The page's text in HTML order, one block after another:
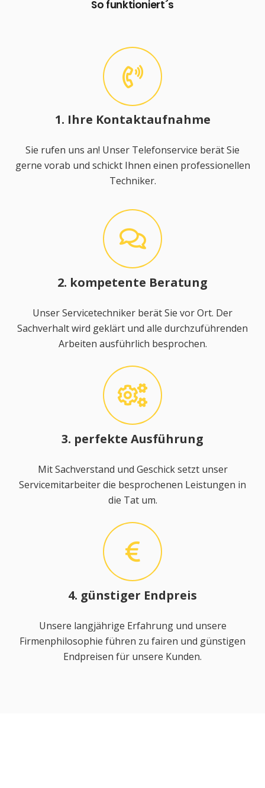
So funktioniert´s
1. Ihre Kontaktaufnahme
Sie rufen uns an! Unser Telefonservice berät Sie
gerne vorab und schickt Ihnen einen professionellen
Techniker.
2. kompetente Beratung
Unser Servicetechniker berät Sie vor Ort. Der
Sachverhalt wird geklärt und alle durchzuführenden
Arbeiten ausführlich besprochen.
3. perfekte Ausführung
Mit Sachverstand und Geschick setzt unser
Servicemitarbeiter die besprochenen Leistungen in
die Tat um.
4. günstiger Endpreis
Unsere langjährige Erfahrung und unsere
Firmenphilosophie führen zu fairen und günstigen
Endpreisen für unsere Kunden.